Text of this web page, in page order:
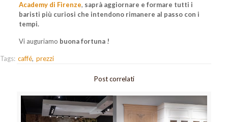
Academy di Firenze, saprà aggiornare e formare tutti i
baristi più curiosi che intendono rimanere al passo con i
tempi.
Vi auguriamo buona fortuna !
Tags: caffé prezzi
Post correlati